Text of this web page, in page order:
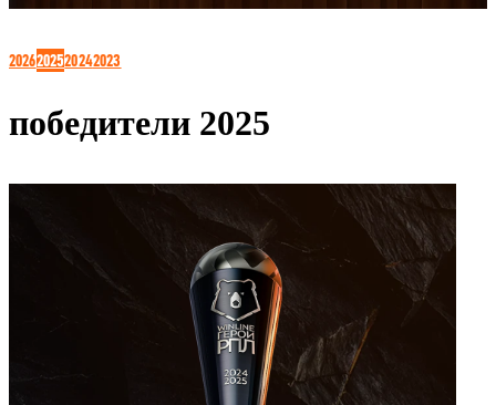
2026202520242023
победители 2025